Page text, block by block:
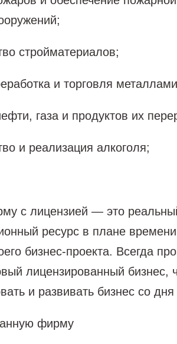
стройматериалов;
и торговля
газа и продуктов их
и реализация алкоголя;
с лицензией — это
ресурс в плане
бизнес-проекта. Всегда
лицензированный бизнес,
и развивать бизнес со
фирму